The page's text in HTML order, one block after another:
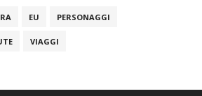
EU PERSONAGGI
VIAGGI